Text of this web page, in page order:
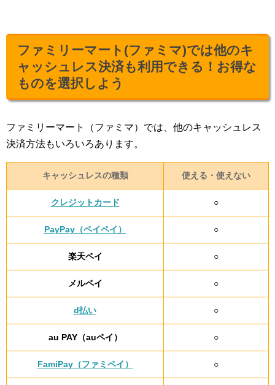
ファミリーマート(ファミマ)では他のキ
ャッシュレス決済も利用できる！お得な
ものを選択しよう
ファミリーマート（ファミマ）では、他のキャッシュレス
決済方法もいろいろあります。
キャッシュレスの種類 使える・使えない
クレジットカード ○
PayPay（ペイペイ） ○
楽天ペイ ○
メルペイ ○
d払い ○
au PAY（auペイ） ○
FamiPay（ファミペイ） ○